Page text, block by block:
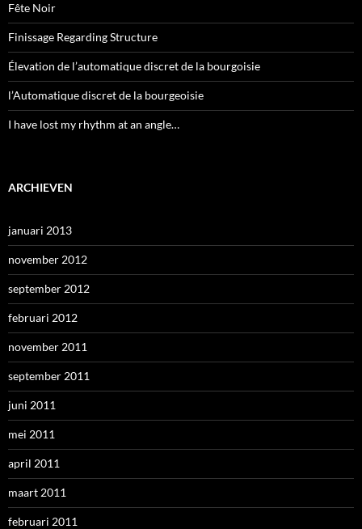
Fête Noir
Finissage Regarding Structure
Élevation de l’automatique discret de la bourgoisie
l’Automatique discret de la bourgeoisie
I have lost my rhythm at an angle…
ARCHIEVEN
januari 2013
november 2012
september 2012
februari 2012
november 2011
september 2011
juni 2011
mei 2011
april 2011
maart 2011
februari 2011